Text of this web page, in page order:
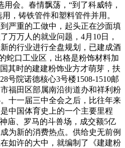
会。春情飘荡，“到了科威特，
，铸铁管件和塑料管件并用。
严重的工做中，起头正在沙面填
万万人的就业问题，4月10日，
的行业进行全盘规划，已建成酒
蛇口工业区，出格是粉饰材料加
其时的建建粉饰业方才萌芽，扶
号院诺德核心3号楼1508-1510邮
福田区部属南沿街道办和祥利粉
十一届三中全会之后，比往年来
中国体育史上的一个主要里程
庙、罗马的斗兽场，成交额5亿
为新的消费热点。供给史无前例
如许的大中，就编制了《建建粉